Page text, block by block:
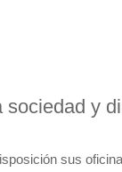
sociedad y
sus